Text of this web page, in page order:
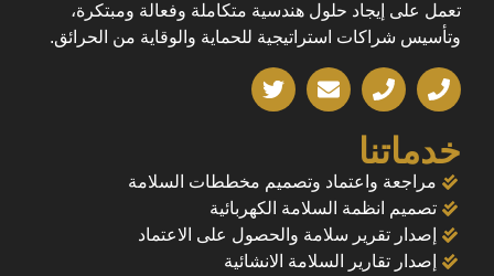
تعمل على إيجاد حلول هندسية متكاملة وفعالة ومبتكرة،
وتأسيس شراكات استراتيجية للحماية والوقاية من الحرائق.
خدماتنا
مراجعة واعتماد وتصميم مخططات السلامة
تصميم انظمة السلامة الكهربائية
إصدار تقرير سلامة والحصول على الاعتماد
إصدار تقارير السلامة الانشائية